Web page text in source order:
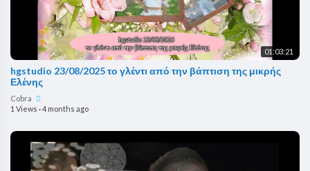
01:03:21
hgstudio 23/08/2025 το γλέντι από την βάπτιση της μικρής
Ελένης
Cobra
1 Views ·4 months ago